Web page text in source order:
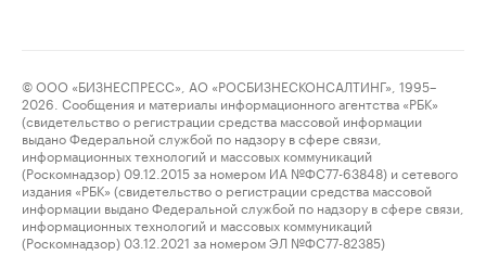
© ООО «БИЗНЕСПРЕСС», АО «РОСБИЗНЕСКОНСАЛТИНГ», 1995–
2026. Сообщения и материалы информационного агентства «РБК»
(свидетельство о регистрации средства массовой информации
выдано Федеральной службой по надзору в сфере связи,
информационных технологий и массовых коммуникаций
(Роскомнадзор) 09.12.2015 за номером ИА №ФС77-63848) и сетевого
издания «РБК» (свидетельство о регистрации средства массовой
информации выдано Федеральной службой по надзору в сфере связи,
информационных технологий и массовых коммуникаций
(Роскомнадзор) 03.12.2021 за номером ЭЛ №ФС77-82385)